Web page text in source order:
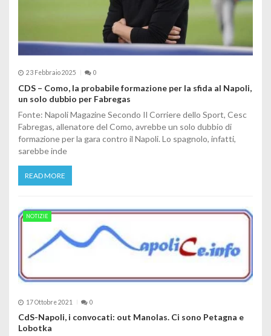
23 Febbraio 2025 0
CDS – Como, la probabile formazione per la sfida al Napoli,
un solo dubbio per Fabregas
Fonte: Napoli Magazine Secondo Il Corriere dello Sport, Cesc
Fabregas, allenatore del Como, avrebbe un solo dubbio di
formazione per la gara contro il Napoli. Lo spagnolo, infatti,
sarebbe inde
READ MORE
NOTIZIE
17 Ottobre 2021 0
CdS-Napoli, i convocati: out Manolas. Ci sono Petagna e
Lobotka